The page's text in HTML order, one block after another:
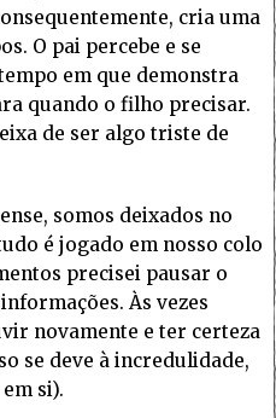
cria uma
O pai percebe e se
em que demonstra
quando o filho precisar.
de ser algo triste de
somos deixados no
é jogado em nosso colo
precisei pausar o
Às vezes
novamente e ter certeza
se deve à incredulidade,
si).